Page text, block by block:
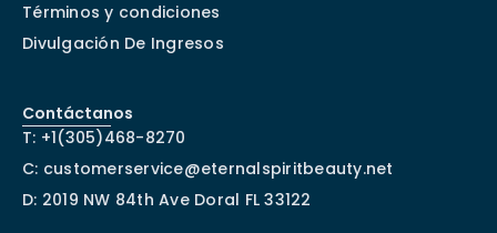
Términos y condiciones
Divulgación De Ingresos
Contáctanos
T: +1(305)468-8270
C: customerservice@eternalspiritbeauty.net
D: 2019 NW 84th Ave Doral FL 33122